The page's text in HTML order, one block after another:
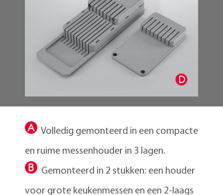
Volledig gemonteerd in een compacte
en ruime messenhouder in 3 lagen.
Gemonteerd in 2 stukken: een houder
voor grote keukenmessen en een 2-laags